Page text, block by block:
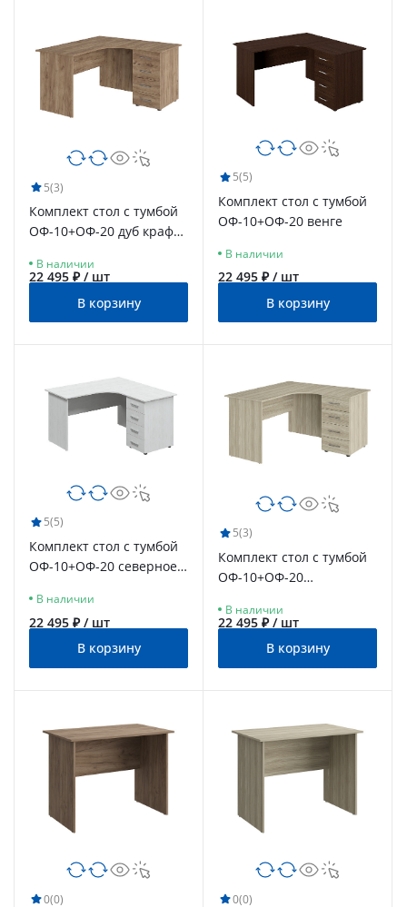
5(3)
Комплект стол с тумбой
ОФ-10+ОФ-20 дуб крафт
В наличии
22 495 ₽ / шт
В корзину
5(5)
Комплект стол с тумбой
ОФ-10+ОФ-20 венге
В наличии
22 495 ₽ / шт
В корзину
5(5)
Комплект стол с тумбой
ОФ-10+ОФ-20 северное
В наличии
22 495 ₽ / шт
В корзину
5(3)
Комплект стол с тумбой
ОФ-10+ОФ-20
В наличии
22 495 ₽ / шт
В корзину
0(0) 0(0)